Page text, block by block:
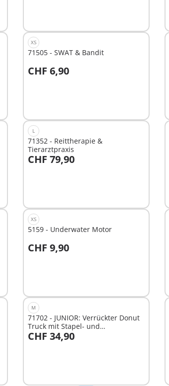
XS
71505 - SWAT & Bandit
CHF 6,90
In den Warenkorb
L
71352 - Reittherapie &
Tierarztpraxis
CHF 79,90
In den Warenkorb
XS
5159 - Underwater Motor
CHF 9,90
In den Warenkorb
M
71702 - JUNIOR: Verrückter Donut
Truck mit Stapel- und
Sortierfunktion
CHF 34,90
In den Warenkorb